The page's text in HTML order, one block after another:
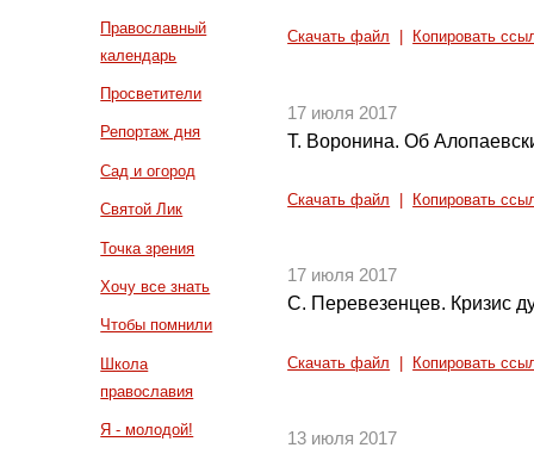
Православный
календарь
Просветители
Репортаж дня
Сад и огород
Святой Лик
Точка зрения
Хочу все знать
Чтобы помнили
Школа
православия
Я - молодой!
Скачать файл Копировать
17 июля 2017
Т. Воронина. Об
Скачать файл Копировать
17 июля 2017
С. Перевезенцев. Кризис
Скачать файл Копировать
13 июля 2017